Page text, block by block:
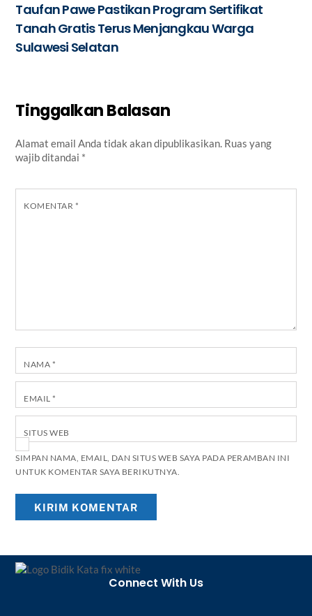
Taufan Pawe Pastikan Program Sertifikat
Tanah Gratis Terus Menjangkau Warga
Sulawesi Selatan
Tinggalkan Balasan
Alamat email Anda tidak akan dipublikasikan. Ruas yang
wajib ditandai *
KOMENTAR *
NAMA *
EMAIL *
SITUS WEB
SIMPAN NAMA, EMAIL, DAN SITUS WEB SAYA PADA PERAMBAN INI
UNTUK KOMENTAR SAYA BERIKUTNYA.
Back
Connect With Us